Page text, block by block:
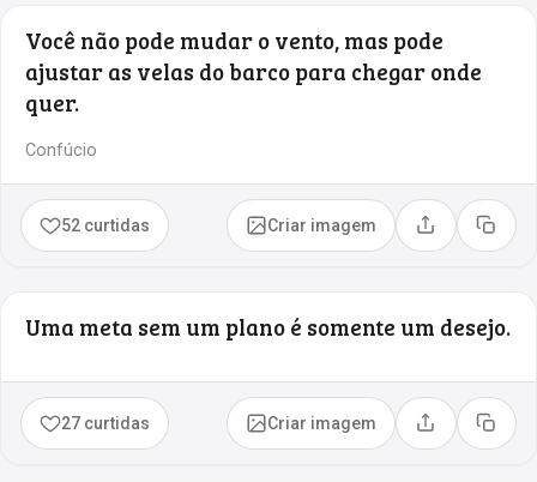
Você não pode mudar o vento, mas pode
ajustar as velas do barco para chegar onde
quer.
Confúcio
52 curtidas Criar imagem Compartilhar
Copiar
Uma meta sem um plano é somente um desejo.
27 curtidas Criar imagem Compartilhar
Copiar